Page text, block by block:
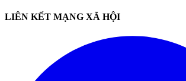
LIÊN KẾT MẠNG XÃ HỘI